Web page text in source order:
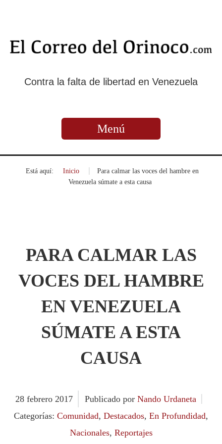
Contra la falta de libertad en Venezuela
Menú
Está aquí: Inicio
Para calmar las voces del hambre en
Venezuela súmate a esta causa
PARA CALMAR LAS
VOCES DEL HAMBRE
EN VENEZUELA
SÚMATE A ESTA
CAUSA
28 febrero 2017 Publicado por Nando Urdaneta
Categorías: Comunidad, Destacados, En Profundidad,
Nacionales, Reportajes